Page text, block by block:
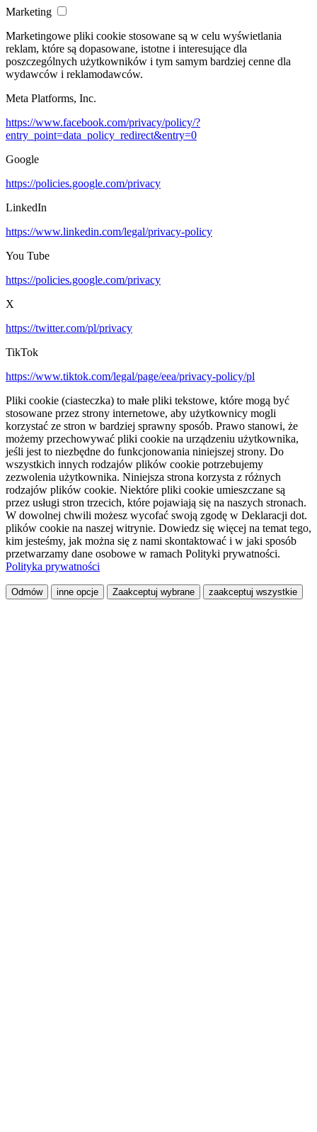
Marketing
Marketingowe pliki cookie stosowane są w celu wyświetlania
reklam, które są dopasowane, istotne i interesujące dla
poszczególnych użytkowników i tym samym bardziej cenne dla
wydawców i reklamodawców.
Meta Platforms, Inc.
https://www.facebook.com/privacy/policy/?
entry_point=data_policy_redirect&entry=0
Google
https://policies.google.com/privacy
LinkedIn
https://www.linkedin.com/legal/privacy-policy
You Tube
https://policies.google.com/privacy
X
https://twitter.com/pl/privacy
TikTok
https://www.tiktok.com/legal/page/eea/privacy-policy/pl
Pliki cookie (ciasteczka) to małe pliki tekstowe, które mogą być
stosowane przez strony internetowe, aby użytkownicy mogli
korzystać ze stron w bardziej sprawny sposób. Prawo stanowi, że
możemy przechowywać pliki cookie na urządzeniu użytkownika,
jeśli jest to niezbędne do funkcjonowania niniejszej strony. Do
wszystkich innych rodzajów plików cookie potrzebujemy
zezwolenia użytkownika. Niniejsza strona korzysta z różnych
rodzajów plików cookie. Niektóre pliki cookie umieszczane są
przez usługi stron trzecich, które pojawiają się na naszych stronach.
W dowolnej chwili możesz wycofać swoją zgodę w Deklaracji dot.
plików cookie na naszej witrynie. Dowiedz się więcej na temat tego,
kim jesteśmy, jak można się z nami skontaktować i w jaki sposób
przetwarzamy dane osobowe w ramach Polityki prywatności.
Polityka prywatności
Odmów inne opcje Zaakceptuj wybrane zaakceptuj wszystkie